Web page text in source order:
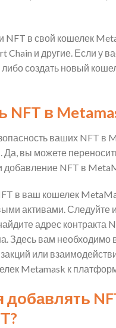
в свой кошелек
Chain и другие. Если у
создать новый
NFT в
ваших NFT в
Да, вы можете
добавление NFT в
в ваш кошелек
активами. Следуйте
адрес контракта
Здесь вам необходимо
или
Metamask к
добавлять